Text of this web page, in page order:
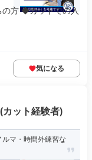
方 ◆カットでの入
気になる
カット経験者)
ルマ・時間外練習な